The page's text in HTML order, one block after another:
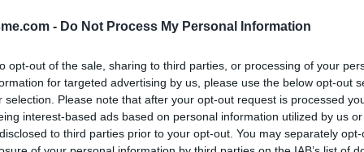
- Do Not Process My Personal Information
opt-out of the sale, sharing to third parties, or processing of your
for targeted advertising by us, please use the below opt-out
selection. Please note that after your opt-out request is processed
interest-based ads based on personal information utilized by us
to third parties prior to your opt-out. You may separately
L
0 AJOUTS 2